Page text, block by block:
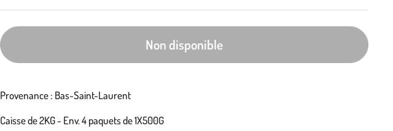
Non disponible
Provenance : Bas-Saint-Laurent
Caisse de 2KG - Env. 4 paquets de 1X500G